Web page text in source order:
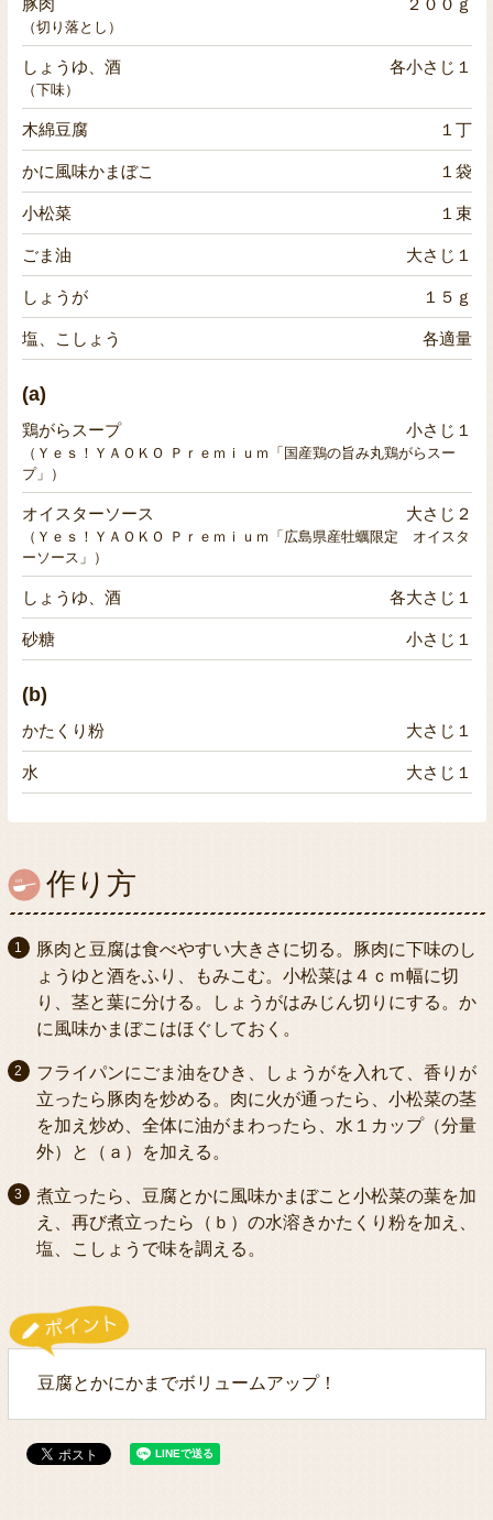
（切り落とし）
しょうゆ、酒 各小さじ１
（下味）
木綿豆腐 １丁
かに風味かまぼこ １袋
小松菜 １束
ごま油 大さじ１
しょうが １５ｇ
塩、こしょう 各適量
(a)
鶏がらスープ 小さじ１
（Ｙｅｓ！ＹＡＯＫＯ Ｐｒｅｍｉｕｍ「国産鶏の旨み丸鶏がらスー
プ」）
オイスターソース 大さじ２
（Ｙｅｓ！ＹＡＯＫＯ Ｐｒｅｍｉｕｍ「広島県産牡蠣限定 オイスタ
ーソース」）
しょうゆ、酒 各大さじ１
砂糖 小さじ１
(b)
かたくり粉 大さじ１
水 大さじ１
作り方
豚肉と豆腐は食べやすい大きさに切る。豚肉に下味のし
ょうゆと酒をふり、もみこむ。小松菜は４ｃｍ幅に切
り、茎と葉に分ける。しょうがはみじん切りにする。か
に風味かまぼこはほぐしておく。
フライパンにごま油をひき、しょうがを入れて、香りが
立ったら豚肉を炒める。肉に火が通ったら、小松菜の茎
を加え炒め、全体に油がまわったら、水１カップ（分量
外）と（ａ）を加える。
煮立ったら、豆腐とかに風味かまぼこと小松菜の葉を加
え、再び煮立ったら（ｂ）の水溶きかたくり粉を加え、
塩、こしょうで味を調える。
豆腐とかにかまでボリュームアップ！